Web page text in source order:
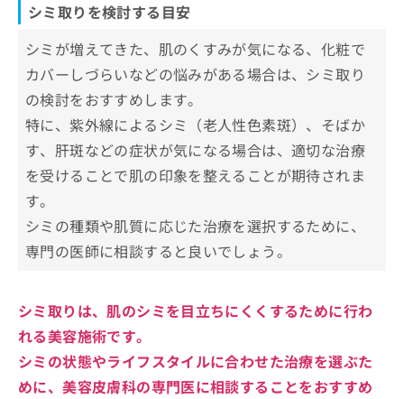
2．雀卵斑(そばかす)
3．ADM(後天性真皮メラノーシス)
4．肝斑
5．炎症後の色素沈着
こと
肌の状態を詳しく知る
アフターケアと日常のスキンケア
まとめ：治療法の選択とリスクの理解
シミ取りについてのよくある質問10選！
まとめ：世田谷区で評判のシミ取りにおすすめ
のクリニック5選
シミ取りを検討する目安
シミが増えてきた、肌のくすみが気になる、化粧で
カバーしづらいなどの悩みがある場合は、シミ取り
の検討をおすすめします。
特に、紫外線によるシミ（老人性色素斑）、そばか
す、肝斑などの症状が気になる場合は、適切な治療
を受けることで肌の印象を整えることが期待されま
す。
シミの種類や肌質に応じた治療を選択するために、
専門の医師に相談すると良いでしょう。
シミ取りは、肌のシミを目立ちにくくするために行わ
れる美容施術です。
シミの状態やライフスタイルに合わせた治療を選ぶた
めに、美容皮膚科の専門医に相談することをおすすめ
こ
ら